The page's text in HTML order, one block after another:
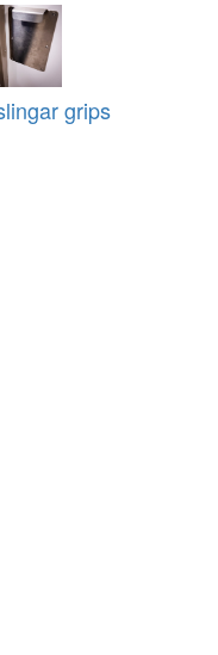
grips